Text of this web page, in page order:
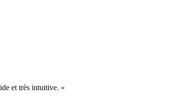
et très intuitive. »